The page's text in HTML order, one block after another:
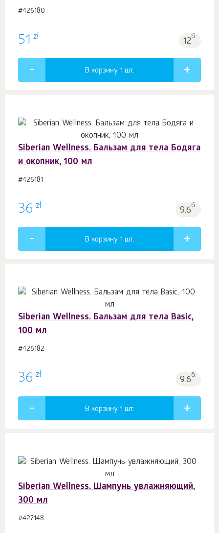
#426180
51 zł 12б.
В корзину 1 шт.
Siberian Wellness. Бальзам для тела Бодяга
и окопник, 100 мл
#426181
36 zł 9.6б.
В корзину 1 шт.
Siberian Wellness. Бальзам для тела Basic,
100 мл
#426182
36 zł 9.6б.
В корзину 1 шт.
Siberian Wellness. Шампунь увлажняющий,
300 мл
#427148